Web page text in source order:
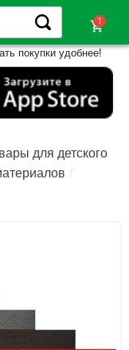
shopping_cart
покупки удобнее!
для детского